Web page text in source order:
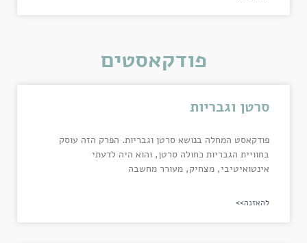
פודקאסטים
סרטן וגבריות
פודקאסט המחלה בנושא סרטן וגבריות. הפרק הזה עוסק
בחוויית הגבריות כחולה סרטן, והוא היה לדעתי
אינטואיטיבי, מצחיק, מעורר מחשבה
להאזנה>>